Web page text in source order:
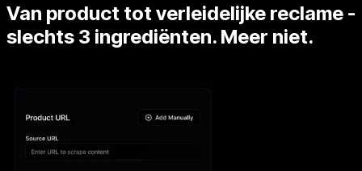
Van product tot verleidelijke reclame -
slechts 3 ingrediënten. Meer niet.